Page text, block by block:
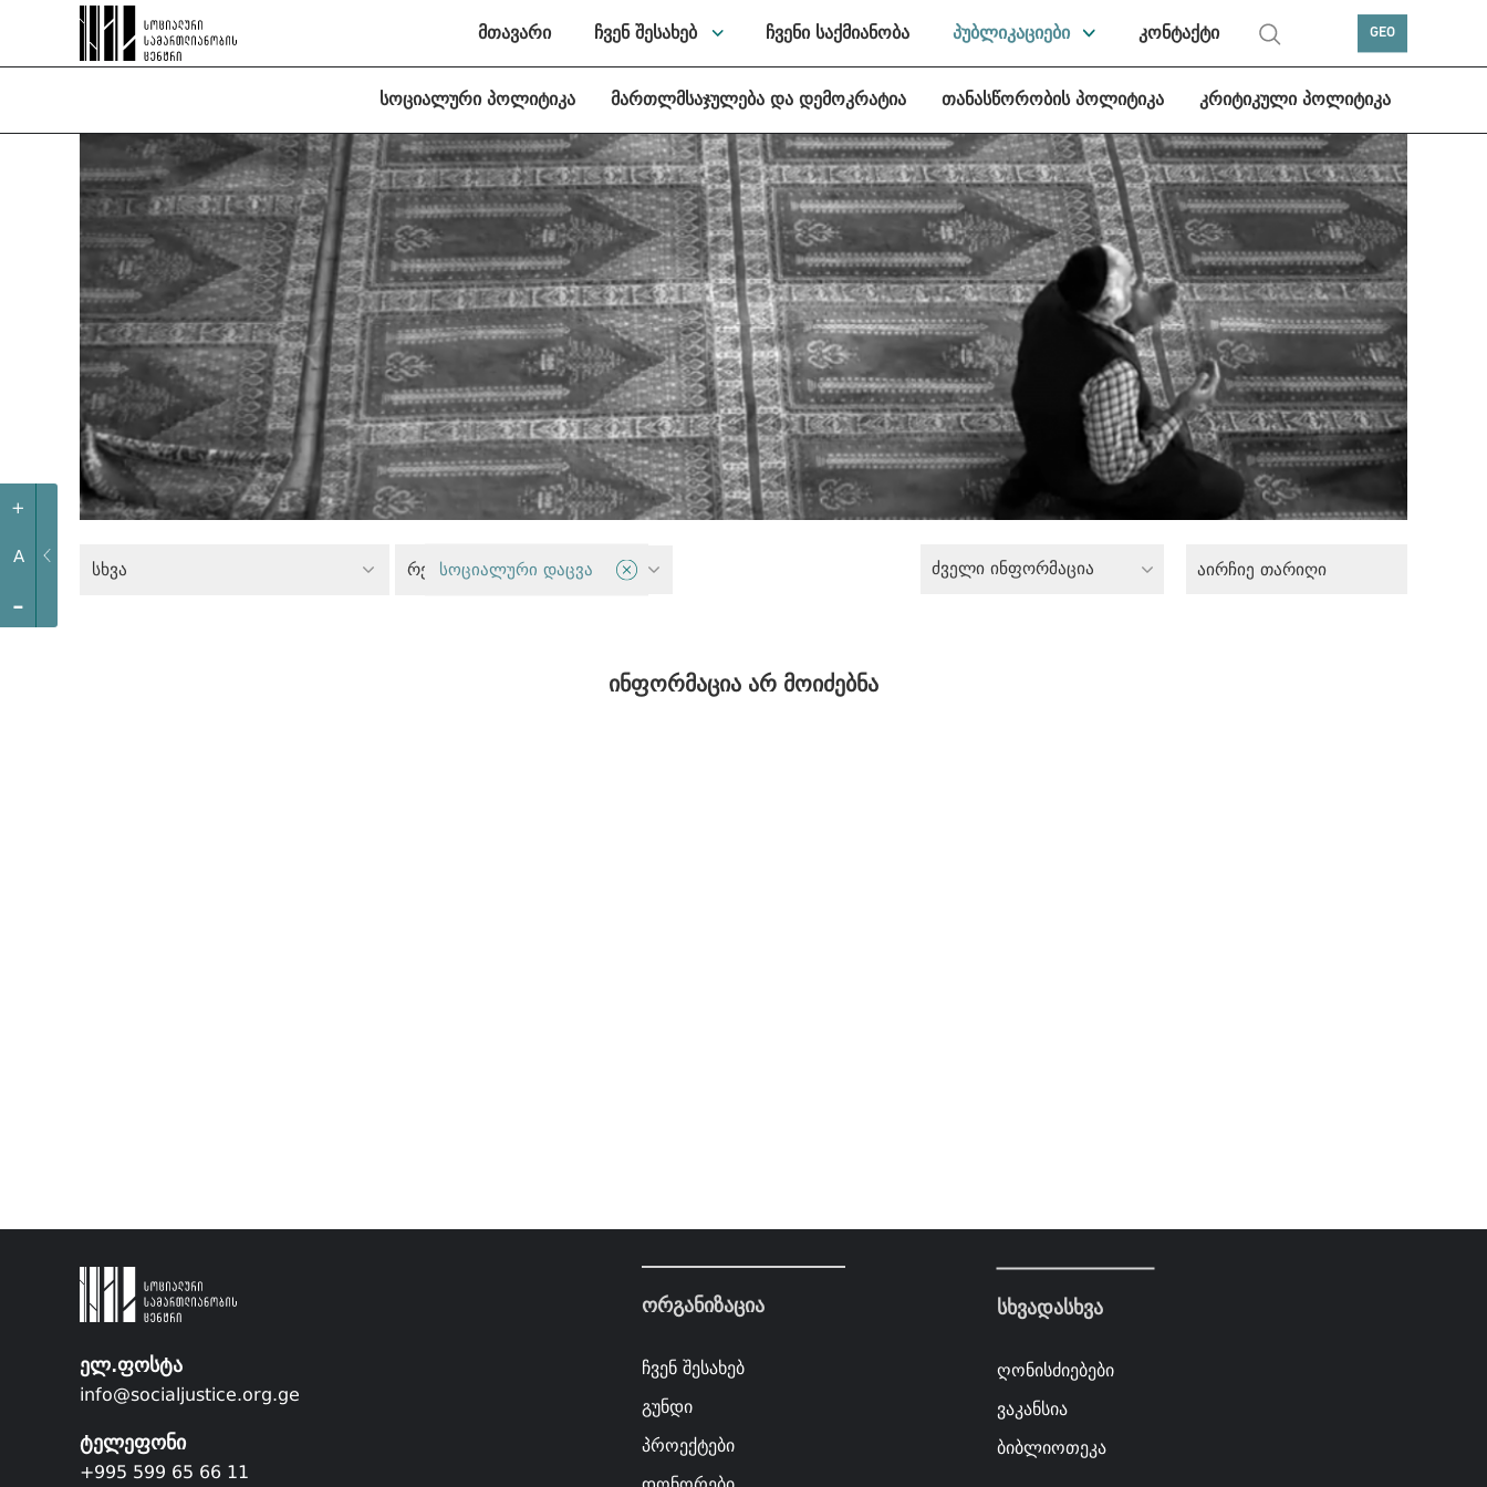
+
A
-
მთავარი ჩვენ შესახებ ჩვენი საქმიანობა პუბლიკაციები კონტაქტი GEO
სოციალური პოლიტიკა მართლმსაჯულება და დემოკრატია თანასწორობის პოლიტიკა კრიტიკული პოლიტიკა
სხვა რელიგიის თავისუფლება
სოციალური დაცვა ძველი ინფორმაცია
ინფორმაცია არ მოიძებნა
ელ.ფოსტა
info@socialjustice.org.ge
ტელეფონი
+995 599 65 66 11
ორგანიზაცია
ჩვენ შესახებ
გუნდი
პროექტები
სხვადასხვა
ღონისძიებები
ვაკანსია
ბიბლიოთეკა